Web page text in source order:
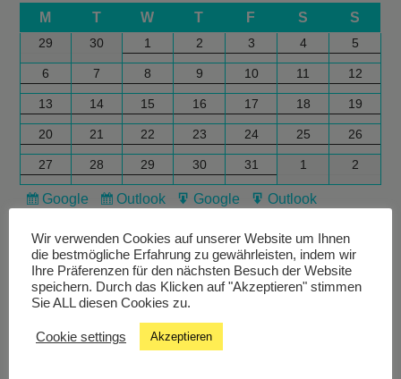
M T W T F S S
29 30 1 2 3 4 5
6 7 8 9 10 11 12
13 14 15 16 17 18 19
20 21 22 23 24 25 26
27 28 29 30 31 1 2
Subscribe
Google
Subscribe
Outlook
Export
Google
Export
Outlook
Livestream
Wir verwenden Cookies auf unserer Website um Ihnen
die bestmögliche Erfahrung zu gewährleisten, indem wir
Ihre Präferenzen für den nächsten Besuch der Website
speichern. Durch das Klicken auf "Akzeptieren" stimmen
Sie ALL diesen Cookies zu.
Cookie settings Akzeptieren